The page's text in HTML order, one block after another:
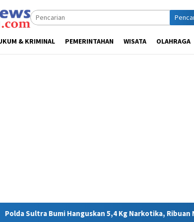
& KRIMINAL PEMERINTAHAN WISATA OLAHRAGA
5,4 Kg Narkotika, Ribuan Nyawa Terhindar dari